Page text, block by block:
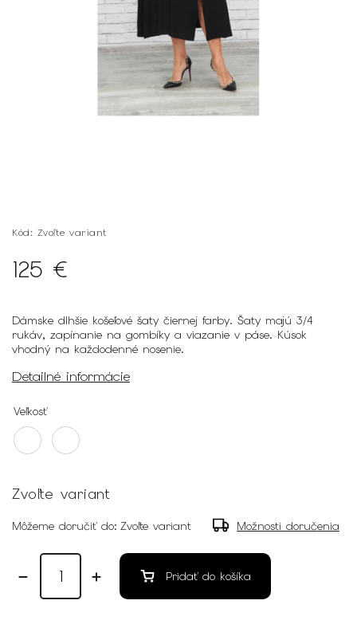
Kód: Zvoľte variant
125 €
Dámske dlhšie košeľové šaty čiernej farby. Šaty majú 3/4
rukáv, zapínanie na gombíky a viazanie v páse. Kúsok
vhodný na každodenné nosenie.
Detailné informácie
Veľkosť
Zvoľte variant
Môžeme doručiť do: Zvoľte variant Možnosti doručenia
Pridať do košíka